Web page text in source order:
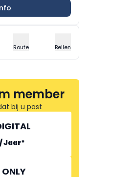
Route Bellen
member
bij u past
/Jaar*